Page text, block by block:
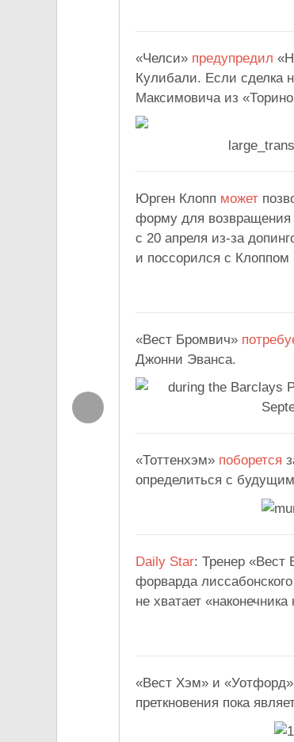
«Челси» предупредил
Кулибали. Если сделка
Максимовича из
Юрген Клопп может
форму для возвращения
с 20 апреля из-за
и поссорился с
«Вест Бромвич»
Джонни Эванса.
«Тоттенхэм» поборется
определиться с
Daily Star: Тренер «Вест
форварда
не хватает «наконечника
«Вест Хэм» и «Уотфорд»
преткновения пока